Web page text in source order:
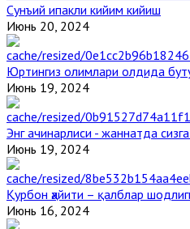
Сунъий ипакли кийим кийиш
Июнь 20, 2024
Юртингиз олимлари олдида
Июнь 19, 2024
Энг ачинарлиси - жаннатда
Июнь 19, 2024
Қурбон ҳайити – қалблар
Июнь 16, 2024